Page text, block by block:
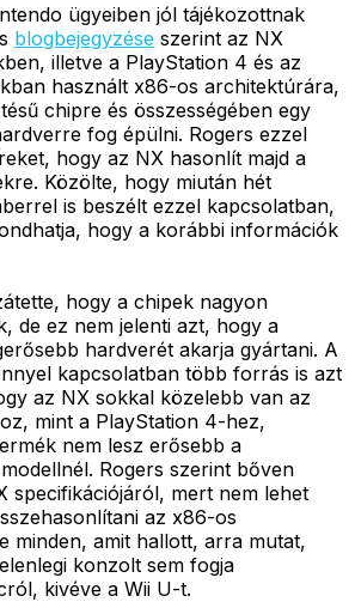
ügyeiben jól tájékozottnak
blogbejegyzése szerint az NX
illetve a PlayStation 4 és az
használt x86-os architektúrára,
chipre és összességében egy
fog épülni. Rogers ezzel
hogy az NX hasonlít majd a
Közölte, hogy miután hét
is beszélt ezzel kapcsolatban,
hogy a korábbi információk
hogy a chipek nagyon
de ez nem jelenti azt, hogy a
hardverét akarja gyártani. A
kapcsolatban több forrás is azt
az NX sokkal közelebb van az
mint a PlayStation 4-hez,
nem lesz erősebb a
Rogers szerint bőven
specifikációjáról, mert nem lehet
az x86-os
minden, amit hallott, arra mutat,
konzolt sem fogja
kivéve a Wii U-t.